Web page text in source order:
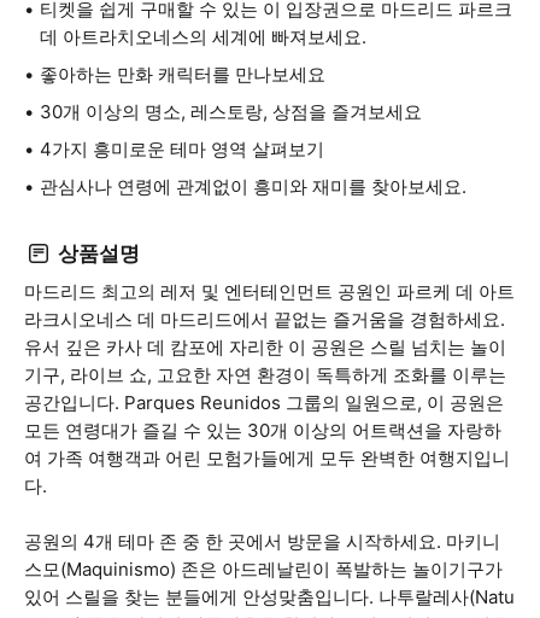
티켓을 쉽게 구매할 수 있는 이 입장권으로 마드리드 파르크
데 아트라치오네스의 세계에 빠져보세요.
좋아하는 만화 캐릭터를 만나보세요
30개 이상의 명소, 레스토랑, 상점을 즐겨보세요
4가지 흥미로운 테마 영역 살펴보기
관심사나 연령에 관계없이 흥미와 재미를 찾아보세요.
상품설명
마드리드 최고의 레저 및 엔터테인먼트 공원인 파르케 데 아트
라크시오네스 데 마드리드에서 끝없는 즐거움을 경험하세요.
유서 깊은 카사 데 캄포에 자리한 이 공원은 스릴 넘치는 놀이
기구, 라이브 쇼, 고요한 자연 환경이 독특하게 조화를 이루는
공간입니다. Parques Reunidos 그룹의 일원으로, 이 공원은
모든 연령대가 즐길 수 있는 30개 이상의 어트랙션을 자랑하
여 가족 여행객과 어린 모험가들에게 모두 완벽한 여행지입니
다.
공원의 4개 테마 존 중 한 곳에서 방문을 시작하세요. 마키니
스모(Maquinismo) 존은 아드레날린이 폭발하는 놀이기구가
있어 스릴을 찾는 분들에게 안성맞춤입니다. 나투랄레사(Natu